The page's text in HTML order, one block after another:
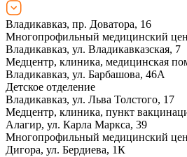
Владикавказ, пр. Доватора, 16
Многопрофильный медицинский
Владикавказ, ул. Владикавказская, 7
Медцентр, клиника, медицинская
Владикавказ, ул. Барбашова, 46А
Детское отделение
Владикавказ, ул. Льва Толстого, 17
Медцентр, клиника, пункт
Алагир, ул. Карла Маркса, 39
Многопрофильный медицинский
Дигора, ул. Бердиева, 1К